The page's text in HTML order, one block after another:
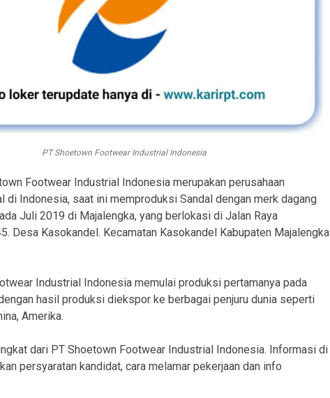
PT Shoetown Footwear Industrial Indonesia
Footwear Industrial Indonesia merupakan perusahaan
di Indonesia, saat ini memproduksi Sandal dengan merk dagang
Juli 2019 di Majalengka, yang berlokasi di Jalan Raya
Desa Kasokandel. Kecamatan Kasokandel Kabupaten Majalengka
Industrial Indonesia memulai produksi pertamanya pada
hasil produksi diekspor ke berbagai penjuru dunia seperti
Amerika.
dari PT Shoetown Footwear Industrial Indonesia. Informasi di
persyaratan kandidat, cara melamar pekerjaan dan info